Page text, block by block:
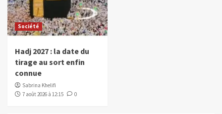
Société
Hadj 2027 : la date du
tirage au sort enfin
connue
Sabrina Khelifi
7 août 2026 à 12:15
0